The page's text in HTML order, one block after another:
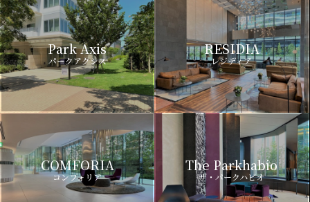
Park Axis
パークアクシス
RESIDIA
レジディア
COMFORIA
コンフォリア
The Parkhabio
ザ・パークハビオ